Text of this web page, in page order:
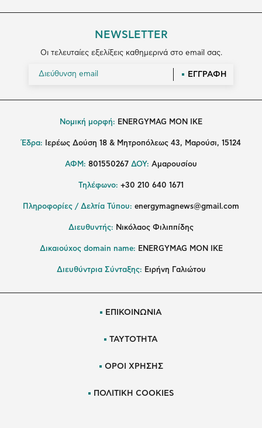
NEWSLETTER
Οι τελευταίες εξελίξεις καθημερινά στο email σας.
ΕΓΓΡΑΦΗ
Νομική μορφή: ENERGYMAG MON IKE
Έδρα: Ιερέως Δούση 18 & Μητροπόλεως 43, Μαρούσι, 15124
ΑΦΜ: 801550267 ΔΟΥ: Αμαρουσίου
Τηλέφωνο: +30 210 640 1671
Πληροφορίες / Δελτία Τύπου: energymagnews@gmail.com
Διευθυντής: Νικόλαος Φιλιππίδης
Δικαιούχος domain name: ENERGYMAG ΜΟΝ ΙΚΕ
Διευθύντρια Σύνταξης: Ειρήνη Γαλιώτου
ΕΠΙΚΟΙΝΩΝΙΑ
ΤΑΥΤΟΤΗΤΑ
ΟΡΟΙ ΧΡΗΣΗΣ
ΠΟΛΙΤΙΚΗ COOKIES